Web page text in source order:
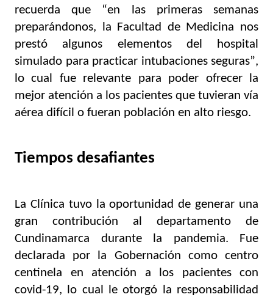
recuerda que “en las primeras semanas
preparándonos, la Facultad de Medicina nos
prestó algunos elementos del hospital
simulado para practicar intubaciones seguras”,
lo cual fue relevante para poder ofrecer la
mejor atención a los pacientes que tuvieran vía
aérea difícil o fueran población en alto riesgo.
Tiempos desafiantes
La Clínica tuvo la oportunidad de generar una
gran contribución al departamento de
Cundinamarca durante la pandemia. Fue
declarada por la Gobernación como centro
centinela en atención a los pacientes con
covid-19, lo cual le otorgó la responsabilidad